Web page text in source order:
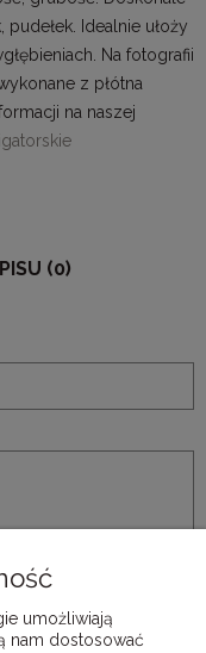
Idealnie ułoży
Na fotografii
z płótna
na naszej
(0)
umożliwiają
nam dostosować